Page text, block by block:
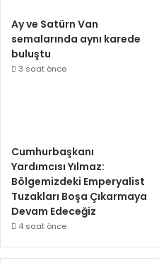
Ay ve Satürn Van
semalarında aynı karede
buluştu
3 saat önce
Cumhurbaşkanı
Yardımcısı Yılmaz:
Bölgemizdeki Emperyalist
Tuzakları Boşa Çıkarmaya
Devam Edeceğiz
4 saat önce